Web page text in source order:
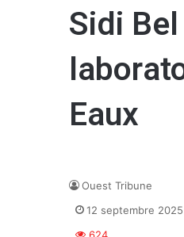
Sidi
Eaux
Ouest Tribune
12 septembre 2025